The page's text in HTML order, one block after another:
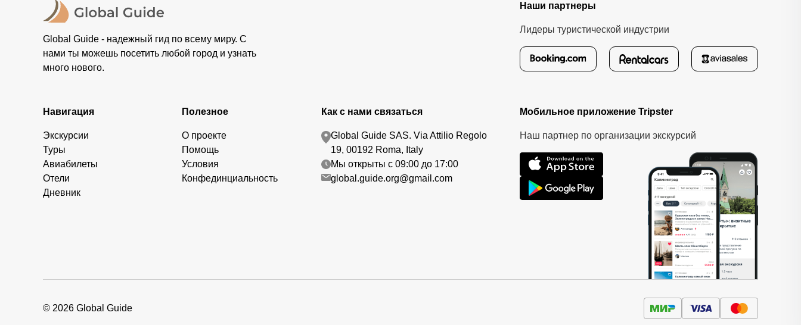
Global Guide - надежный гид по всему миру. С
нами ты можешь посетить любой город и узнать
много нового.
Наши партнеры
Лидеры туристической индустрии
Навигация
Экскурсии
Туры
Авиабилеты
Отели
Дневник
Полезное
О проекте
Помощь
Условия
Конфединциальность
Как с нами связаться
Global Guide SAS. Via Attilio Regolo
19, 00192 Roma, Italy
Мы открыты с 09:00 до 17:00
global.guide.org@gmail.com
Мобильное приложение Tripster
Наш партнер по организации экскурсий
© 2026 Global Guide